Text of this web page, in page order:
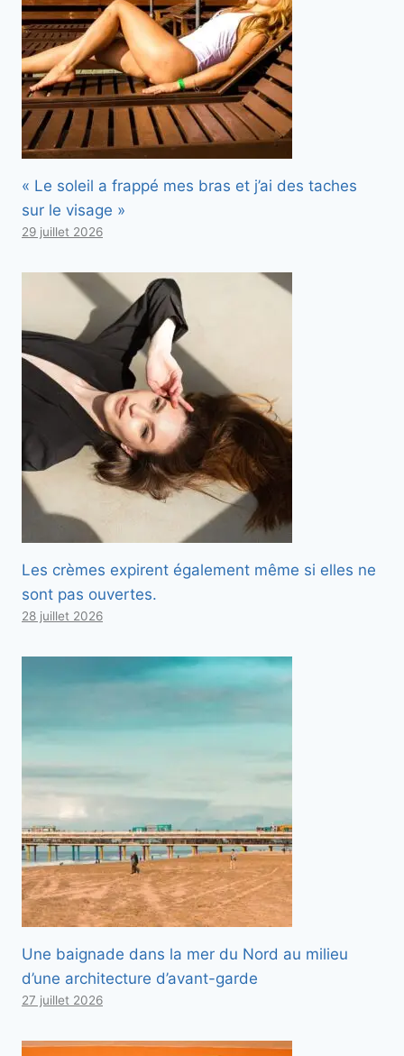
« Le soleil a frappé mes bras et j’ai des taches
sur le visage »
29 juillet 2026
Les crèmes expirent également même si elles ne
sont pas ouvertes.
28 juillet 2026
Une baignade dans la mer du Nord au milieu
d’une architecture d’avant-garde
27 juillet 2026